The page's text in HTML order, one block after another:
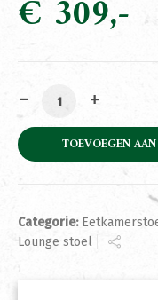
€ 309
Eetkamerstoel-
TOEVOEGEN
Categorie:
Lounge stoel